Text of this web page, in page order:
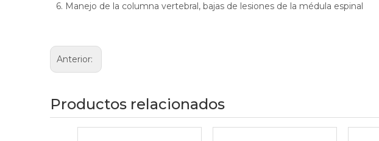
6. Manejo de la columna vertebral, bajas de lesiones de la médula espinal
Anterior:
Productos relacionados